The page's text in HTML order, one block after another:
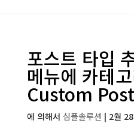
포스트 타입
메뉴에 카테
Custom
에 의해서 심플솔루션 | 2월